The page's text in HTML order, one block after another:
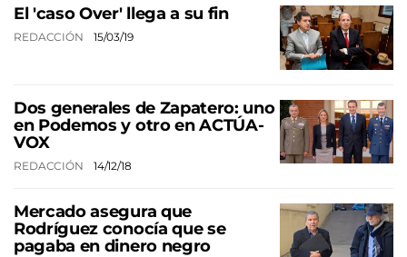
El 'caso Over' llega a su fin
REDACCIÓN 15/03/19
Dos generales de Zapatero: uno
en Podemos y otro en ACTÚA-
VOX
REDACCIÓN 14/12/18
Mercado asegura que
Rodríguez conocía que se
pagaba en dinero negro